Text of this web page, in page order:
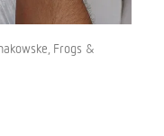
Frogs &